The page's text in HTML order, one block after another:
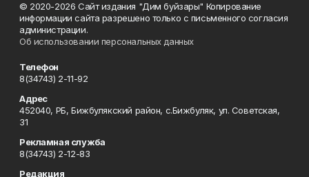
© 2020-2026 Сайт издания "Дим буйзары" Копирование
информации сайта разрешено только с письменного согласия
администрации.
Об использовании персональных данных
Телефон
8(34743) 2-11-92
Адрес
452040, РБ, Бижбулякский район, с.Бижбуляк, ул. Советская,
31
Рекламная служба
8(34743) 2-12-83
Редакция